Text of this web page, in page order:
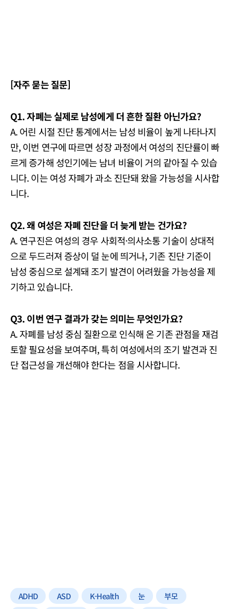
[자주 묻는 질문]
Q1. 자폐는 실제로 남성에게 더 흔한 질환 아닌가요?
A. 어린 시절 진단 통계에서는 남성 비율이 높게 나타나지
만, 이번 연구에 따르면 성장 과정에서 여성의 진단률이 빠
르게 증가해 성인기에는 남녀 비율이 거의 같아질 수 있습
니다. 이는 여성 자폐가 과소 진단돼 왔을 가능성을 시사합
니다.
Q2. 왜 여성은 자폐 진단을 더 늦게 받는 건가요?
A. 연구진은 여성의 경우 사회적·의사소통 기술이 상대적
으로 두드러져 증상이 덜 눈에 띄거나, 기존 진단 기준이
남성 중심으로 설계돼 조기 발견이 어려웠을 가능성을 제
기하고 있습니다.
Q3. 이번 연구 결과가 갖는 의미는 무엇인가요?
A. 자폐를 남성 중심 질환으로 인식해 온 기존 관점을 재검
토할 필요성을 보여주며, 특히 여성에서의 조기 발견과 진
단 접근성을 개선해야 한다는 점을 시사합니다.
ADHD ASD K-Health 눈 부모